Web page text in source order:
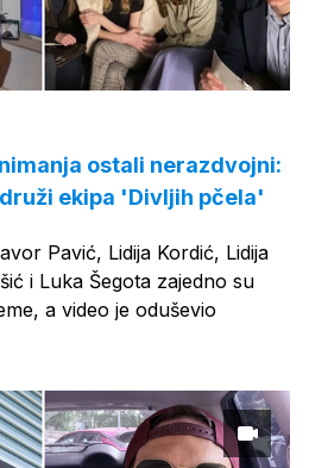
ostali nerazdvojni:
ekipa 'Divljih pčela'
Pavić, Lidija Kordić, Lidija
i Luka Šegota zajedno su
a video je oduševio